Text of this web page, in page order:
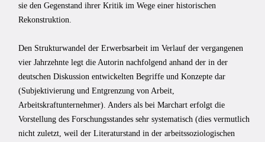
sie den Gegenstand ihrer Kritik im Wege einer historischen
Rekonstruktion.
Den Strukturwandel der Erwerbsarbeit im Verlauf der vergangenen
vier Jahrzehnte legt die Autorin nachfolgend anhand der in der
deutschen Diskussion entwickelten Begriffe und Konzepte dar
(Subjektivierung und Entgrenzung von Arbeit,
Arbeitskraftunternehmer). Anders als bei Marchart erfolgt die
Vorstellung des Forschungsstandes sehr systematisch (dies vermutlich
nicht zuletzt, weil der Literaturstand in der arbeitssoziologischen